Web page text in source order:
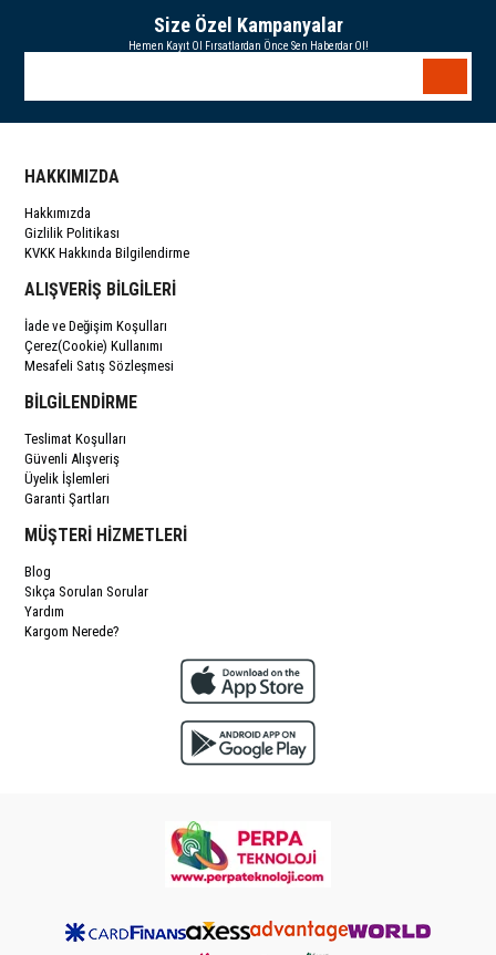
Size Özel Kampanyalar
Hemen Kayıt Ol Fırsatlardan Önce Sen Haberdar Ol!
HAKKIMIZDA
Hakkımızda
Gizlilik Politikası
KVKK Hakkında Bilgilendirme
ALIŞVERİŞ BİLGİLERİ
İade ve Değişim Koşulları
Çerez(Cookie) Kullanımı
Mesafeli Satış Sözleşmesi
BİLGİLENDİRME
Teslimat Koşulları
Güvenli Alışveriş
Üyelik İşlemleri
Garanti Şartları
MÜŞTERİ HİZMETLERİ
Blog
Sıkça Sorulan Sorular
Yardım
Kargom Nerede?